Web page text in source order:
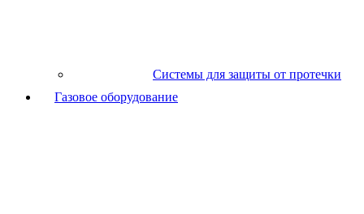
Системы для защиты от протечки
Газовое оборудование